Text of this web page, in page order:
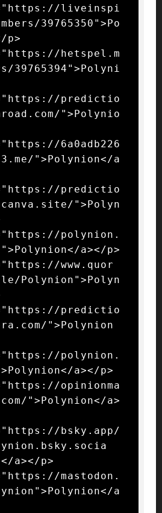
liveinspi
39765350">Po
p>
hetspel.m
39765394">Polyni
predictio
">Polynio
6a0adb226
">Polynion</a
predictio
">Polyn
polynion.
a></p>
www.quor
Polynion">Polyn
predictio
">Polynion
polynion.
a></p>
opinionma
">Polynion</a>
bsky.app/
a></p>
mastodon.
a